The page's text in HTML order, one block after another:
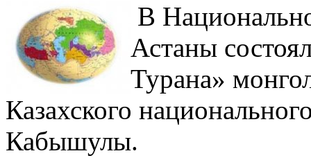
В
Астаны
Турана»
Казахского
Кабышулы.